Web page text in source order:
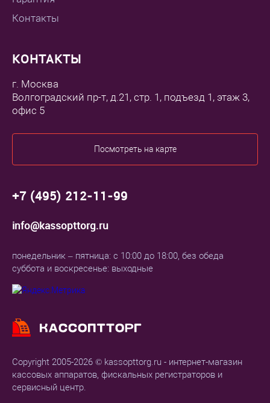
Контакты
Copyright 2005-2026 © kassopttorg.ru - интернет-магазин
кассовых аппаратов, фискальных регистраторов и
сервисный центр.
КОНТАКТЫ
г. Москва
Волгоградский пр-т, д.21, стр. 1, подъезд 1, этаж 3,
офис 5
Посмотреть на карте
+7 (495) 212-11-99
info@kassopttorg.ru
понедельник – пятница: с 10:00 до 18:00, без обеда
суббота и воскресенье: выходные